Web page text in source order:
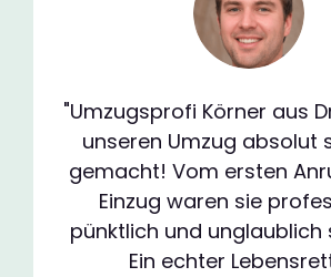
"Umzugsprofi Körner aus
unseren Umzug absolut
gemacht! Vom ersten
Einzug waren sie
pünktlich und unglaublich
Ein echter